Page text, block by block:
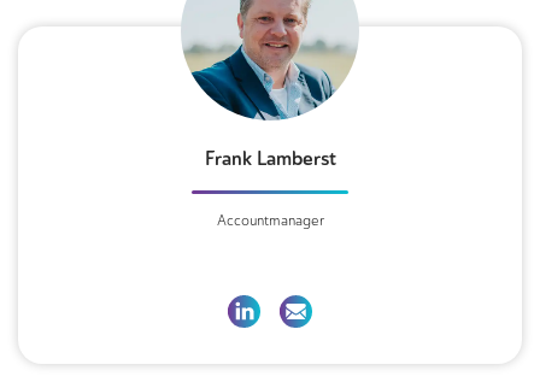
Frank Lamberst
Accountmanager